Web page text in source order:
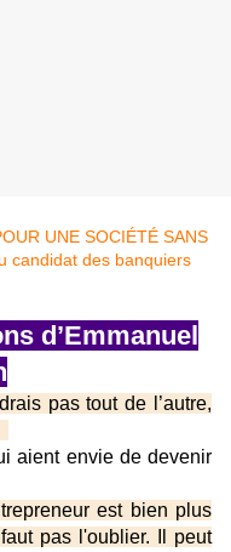
d’Emmanuel
pas tout de l’autre,
aient envie de devenir
est bien plus
pas l'oublier. Il peut